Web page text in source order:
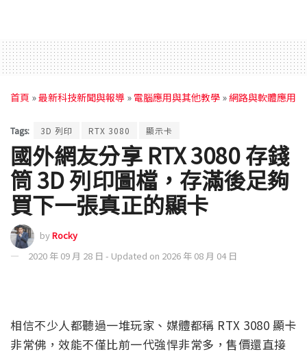
首頁 »最新科技新聞與報導 » 電腦應用與其他教學 »網路與軟體應用
Tags: 3D 列印 RTX 3080 顯示卡
國外網友分享 RTX 3080 存錢
筒 3D 列印圖檔，存滿後足夠
買下一張真正的顯卡
byRocky
2020 年 09 月 28 日 - Updated on 2026 年 08 月 04 日
相信不少人都聽過一堆玩家、媒體都稱 RTX 3080 顯卡
非常佛，效能不僅比前一代強悍非常多，售價還直接